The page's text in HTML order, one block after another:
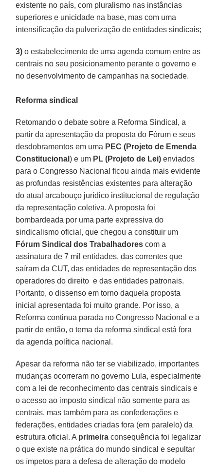
existente no país, com pluralismo nas instâncias
superiores e unicidade na base, mas com uma
intensificação da pulverização de entidades sindicais;
3) o estabelecimento de uma agenda comum entre as
centrais no seu posicionamento perante o governo e
no desenvolvimento de campanhas na sociedade.
Reforma sindical
Retomando o debate sobre a Reforma Sindical, a
partir da apresentação da proposta do Fórum e seus
desdobramentos em uma PEC (Projeto de Emenda
Constitucional) e um PL (Projeto de Lei) enviados
para o Congresso Nacional ficou ainda mais evidente
as profundas resistências existentes para alteração
do atual arcabouço jurídico institucional de regulação
da representação coletiva. A proposta foi
bombardeada por uma parte expressiva do
sindicalismo oficial, que chegou a constituir um
Fórum Sindical dos Trabalhadorescom a
assinatura de 7 mil entidades, das correntes que
saíram da CUT, das entidades de representação dos
operadores do direito e das entidades patronais.
Portanto, o dissenso em torno daquela proposta
inicial apresentada foi muito grande. Por isso, a
Reforma continua parada no Congresso Nacional e a
partir de então, o tema da reforma sindical está fora
da agenda política nacional.
Apesar da reforma não ter se viabilizado, importantes
mudanças ocorreram no governo Lula, especialmente
com a lei de reconhecimento das centrais sindicais e
o acesso ao imposto sindical não somente para as
centrais, mas também para as confederações e
federações, entidades criadas fora (em paralelo) da
estrutura oficial. A primeiraconsequência foi legalizar
o que existe na prática do mundo sindical e sepultar
os ímpetos para a defesa de alteração do modelo